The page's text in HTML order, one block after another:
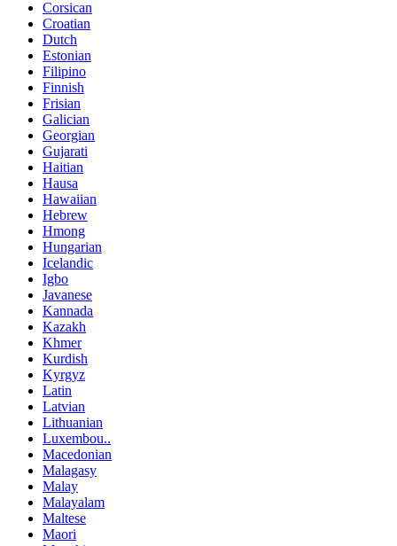
Corsican
Croatian
Dutch
Estonian
Filipino
Finnish
Frisian
Galician
Georgian
Gujarati
Haitian
Hausa
Hawaiian
Hebrew
Hmong
Hungarian
Icelandic
Igbo
Javanese
Kannada
Kazakh
Khmer
Kurdish
Kyrgyz
Latin
Latvian
Lithuanian
Luxembou..
Macedonian
Malagasy
Malay
Malayalam
Maltese
Maori